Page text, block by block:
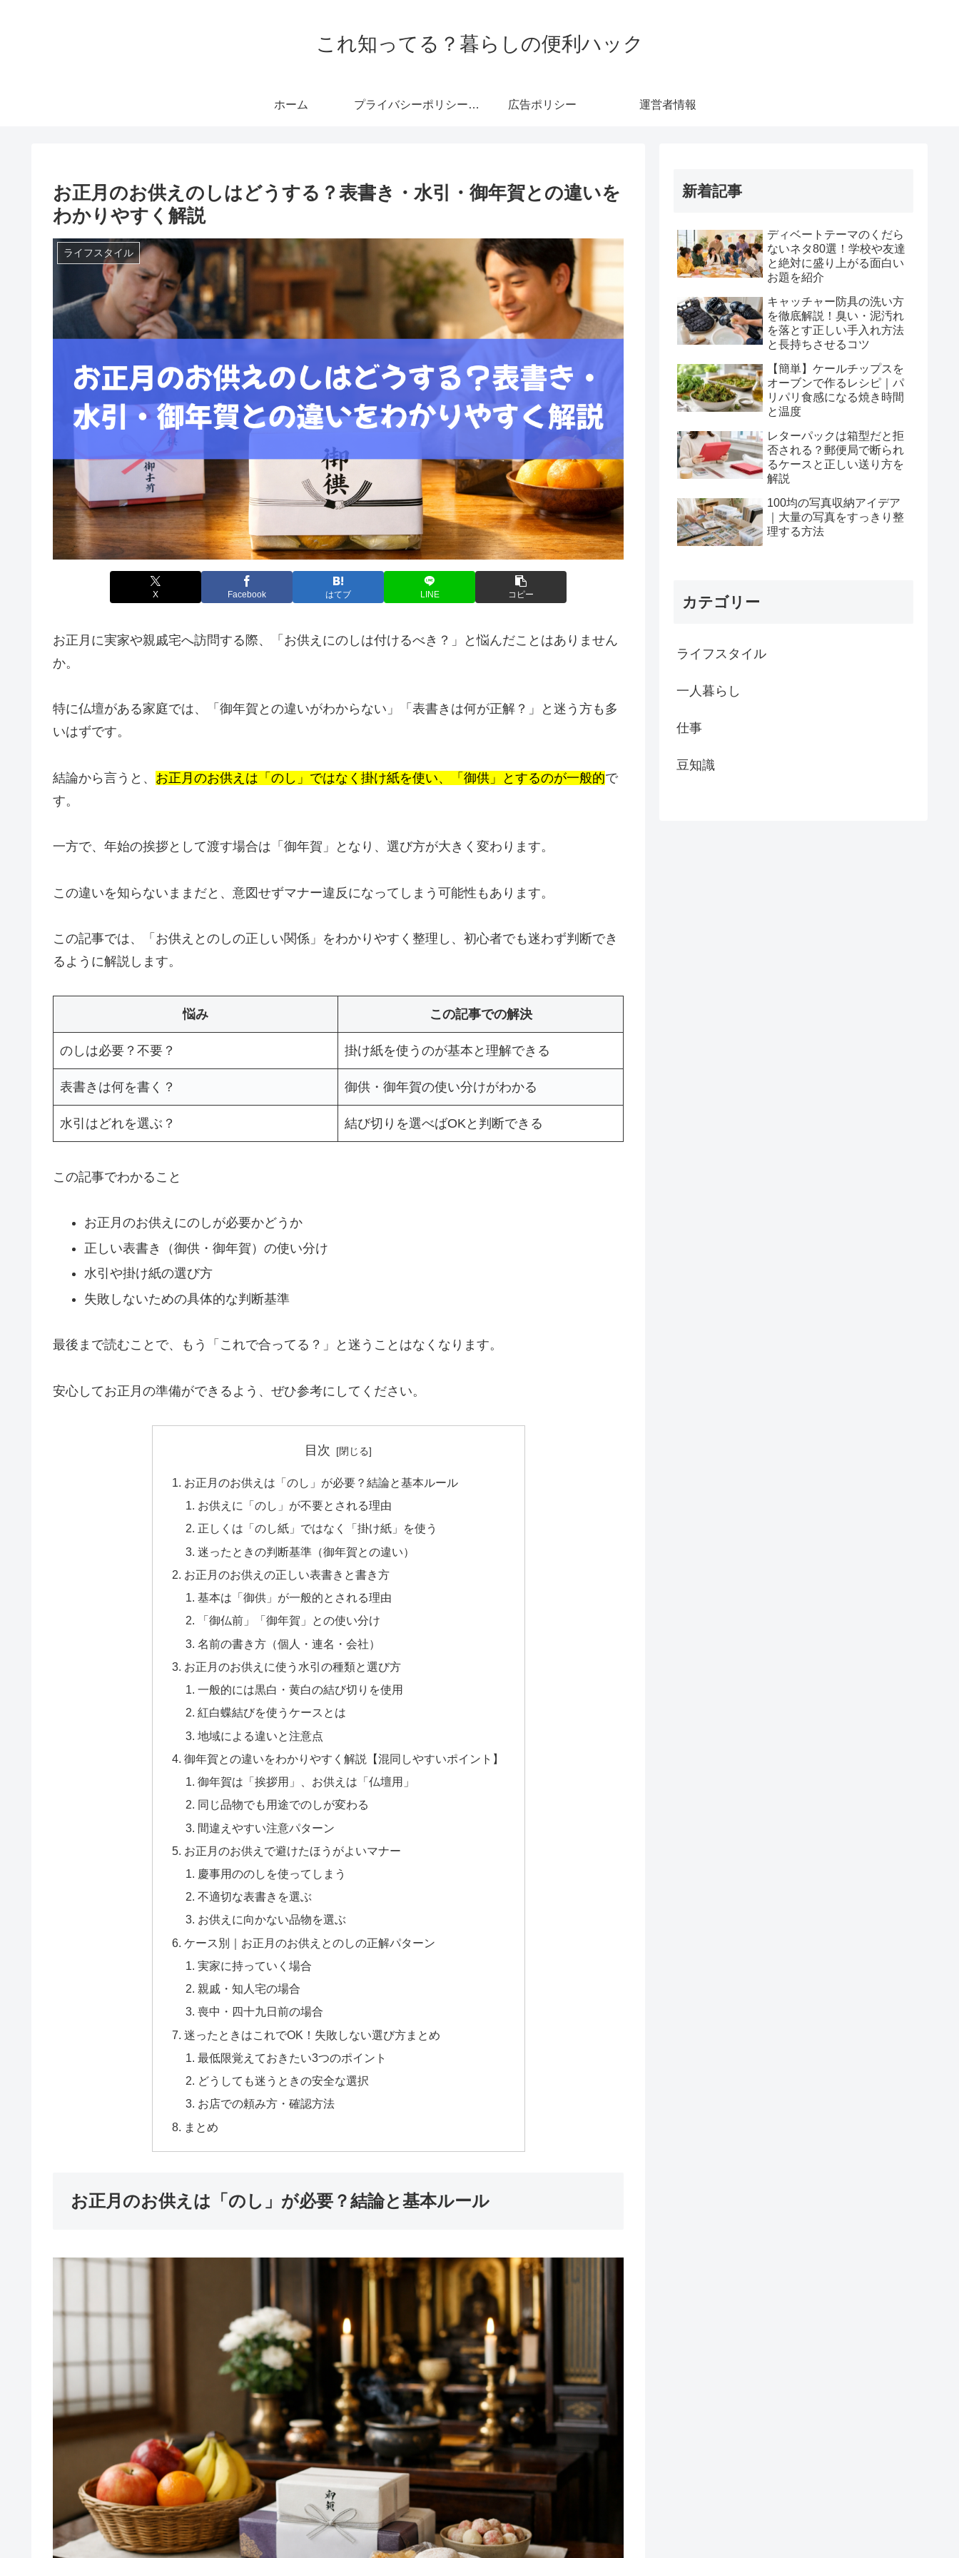
これ知ってる？暮らしの便利ハック
ホーム プライバシーポリシー・免責事項 広告ポリシー 運営者情報
お正月のお供えのしはどうする？表書き・水引・御年賀との違いを
わかりやすく解説
ライフスタイル
X Facebook はてブ LINE コピー
お正月に実家や親戚宅へ訪問する際、「お供えにのしは付けるべき？」と悩んだことはありません
か。
特に仏壇がある家庭では、「御年賀との違いがわからない」「表書きは何が正解？」と迷う方も多
いはずです。
結論から言うと、 お正月のお供えは「のし」ではなく掛け紙を使い、「御供」とするのが一般的で
す。
一方で、年始の挨拶として渡す場合は「御年賀」となり、選び方が大きく変わります。
この違いを知らないままだと、意図せずマナー違反になってしまう可能性もあります。
この記事では、「お供えとのしの正しい関係」をわかりやすく整理し、初心者でも迷わず判断でき
るように解説します。
悩み この記事での解決
のしは必要？不要？ 掛け紙を使うのが基本と理解できる
表書きは何を書く？ 御供・御年賀の使い分けがわかる
水引はどれを選ぶ？ 結び切りを選べばOKと判断できる
この記事でわかること
お正月のお供えにのしが必要かどうか
正しい表書き（御供・御年賀）の使い分け
水引や掛け紙の選び方
失敗しないための具体的な判断基準
最後まで読むことで、もう「これで合ってる？」と迷うことはなくなります。
安心してお正月の準備ができるよう、ぜひ参考にしてください。
目次
お正月のお供えは「のし」が必要？結論と基本ルール
お供えに「のし」が不要とされる理由
正しくは「のし紙」ではなく「掛け紙」を使う
迷ったときの判断基準（御年賀との違い）
お正月のお供えの正しい表書きと書き方
基本は「御供」が一般的とされる理由
「御仏前」「御年賀」との使い分け
名前の書き方（個人・連名・会社）
お正月のお供えに使う水引の種類と選び方
一般的には黒白・黄白の結び切りを使用
紅白蝶結びを使うケースとは
地域による違いと注意点
御年賀との違いをわかりやすく解説【混同しやすいポイント】
御年賀は「挨拶用」、お供えは「仏壇用」
同じ品物でも用途でのしが変わる
間違えやすい注意パターン
お正月のお供えで避けたほうがよいマナー
慶事用ののしを使ってしまう
不適切な表書きを選ぶ
お供えに向かない品物を選ぶ
ケース別｜お正月のお供えとのしの正解パターン
実家に持っていく場合
親戚・知人宅の場合
喪中・四十九日前の場合
迷ったときはこれでOK！失敗しない選び方まとめ
最低限覚えておきたい3つのポイント
どうしても迷うときの安全な選択
お店での頼み方・確認方法
まとめ
お正月のお供えは「のし」が必要？結論と基本ルール
新着記事
ディベートテーマのくだら
ないネタ80選！学校や友達
と絶対に盛り上がる面白い
お題を紹介
キャッチャー防具の洗い方
を徹底解説！臭い・泥汚れ
を落とす正しい手入れ方法
と長持ちさせるコツ
【簡単】ケールチップスを
オーブンで作るレシピ｜パ
リパリ食感になる焼き時間
と温度
レターパックは箱型だと拒
否される？郵便局で断られ
るケースと正しい送り方を
解説
100均の写真収納アイデア
｜大量の写真をすっきり整
理する方法
カテゴリー
ライフスタイル
一人暮らし
仕事
豆知識